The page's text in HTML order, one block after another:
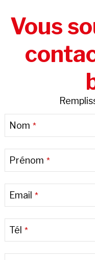
Vous
Nom *
Prénom *
Email *
Tél *